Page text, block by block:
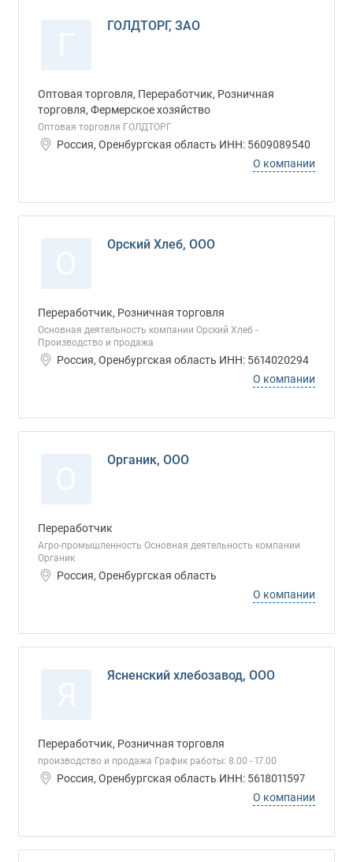
ГОЛДТОРГ, ЗАО
Оптовая торговля, Переработчик, Розничная
торговля, Фермерское хозяйство
Оптовая торговля ГОЛДТОРГ
Россия, Оренбургская область ИНН: 5609089540
О компании
Орский Хлеб, ООО
Переработчик, Розничная торговля
Основная деятельность компании Орский Хлеб -
Производство и продажа
Россия, Оренбургская область ИНН: 5614020294
О компании
Органик, ООО
Переработчик
Агро-промышленность Основная деятельность компании
Органик
Россия, Оренбургская область
О компании
Ясненский хлебозавод, ООО
Переработчик, Розничная торговля
производство и продажа График работы: 8.00 - 17.00
Россия, Оренбургская область ИНН: 5618011597
О компании